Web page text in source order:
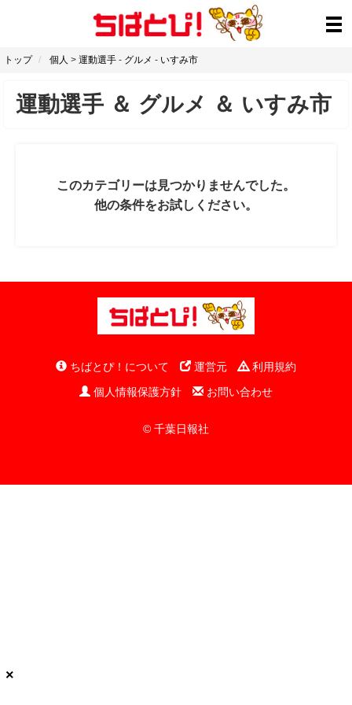
トップ 個人 > 運動選手 - グルメ - いすみ市
運動選手 ＆ グルメ ＆ いすみ市
このカテゴリーは見つかりませんでした。
他の条件をお試しください。
ちばとぴ！について 運営元
利用規約
個人情報保護方針
お問い合わせ
© 千葉日報社
×